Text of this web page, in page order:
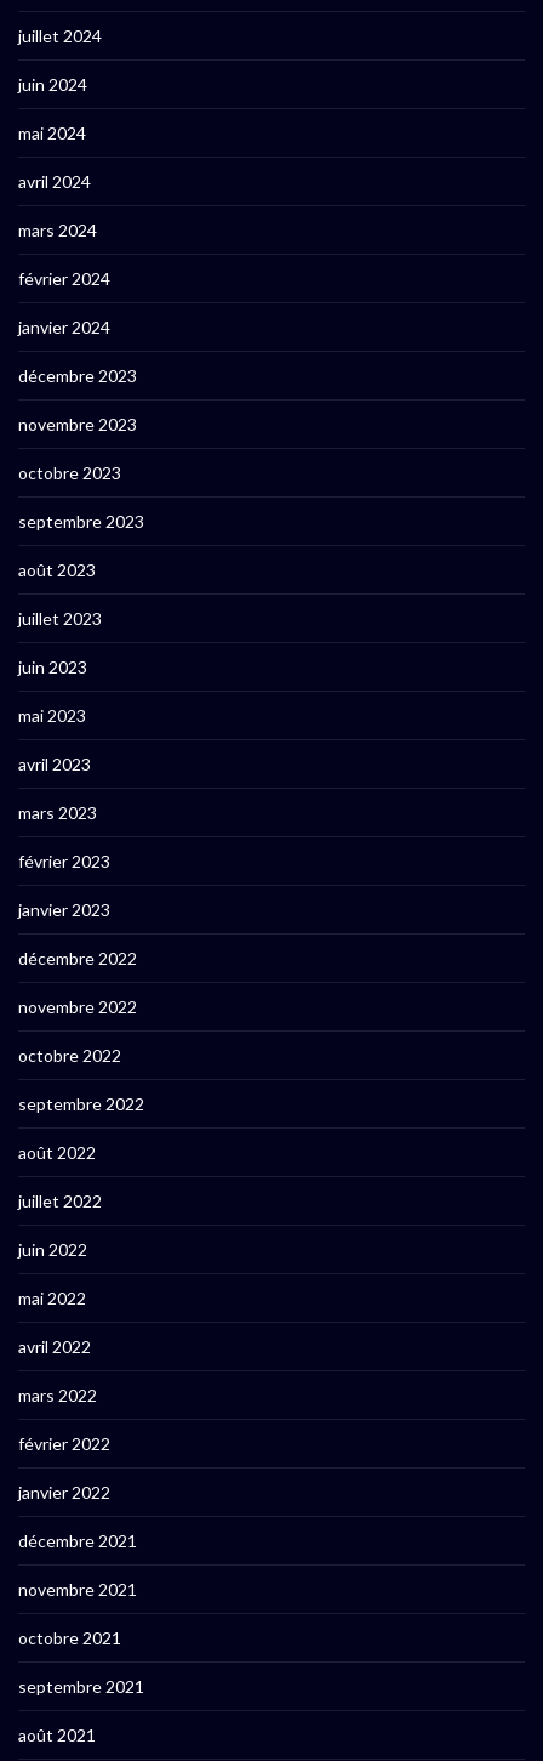
juillet 2024
juin 2024
mai 2024
avril 2024
mars 2024
février 2024
janvier 2024
décembre 2023
novembre 2023
octobre 2023
septembre 2023
août 2023
juillet 2023
juin 2023
mai 2023
avril 2023
mars 2023
février 2023
janvier 2023
décembre 2022
novembre 2022
octobre 2022
septembre 2022
août 2022
juillet 2022
juin 2022
mai 2022
avril 2022
mars 2022
février 2022
janvier 2022
décembre 2021
novembre 2021
octobre 2021
septembre 2021
août 2021